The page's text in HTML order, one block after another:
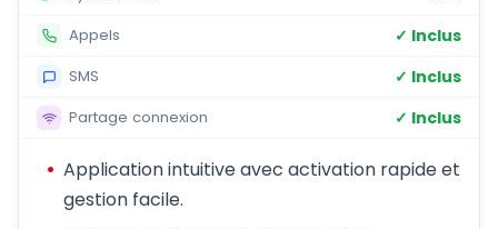
Appels ✓ Inclus
SMS ✓ Inclus
Partage connexion ✓ Inclus
Application intuitive avec activation rapide et
gestion facile.